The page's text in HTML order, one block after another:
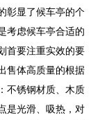
彰显了候车亭的个
考虑候车亭合适的
首要注重实效的要
售体高质量的根据
不锈钢材质、木质
是光滑、吸热，对